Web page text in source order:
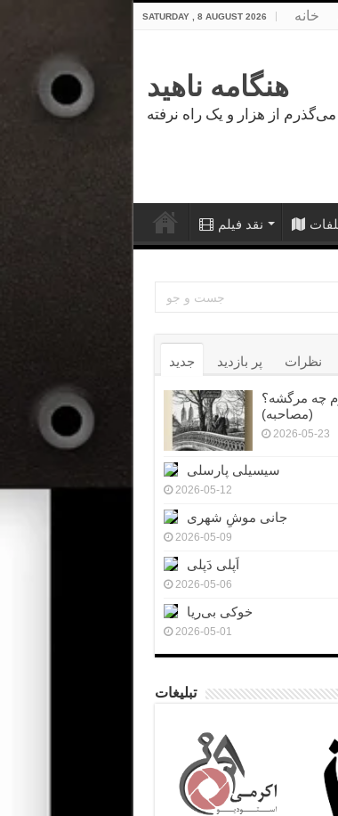
SATURDAY , 8 AUGUST 2026 خانه
هنگامه ناهید
نقد فیلم
جدید پر بازدید نظرات
چه مرگشه؟
(مصاحبه)
2026-05-23
سیسیلی پارسلی
2026-05-12
جانی موشِ شهری
2026-05-09
اَپلی دَپلی
2026-05-06
خوکی بی‌ریا
2026-05-01
تبلیغات